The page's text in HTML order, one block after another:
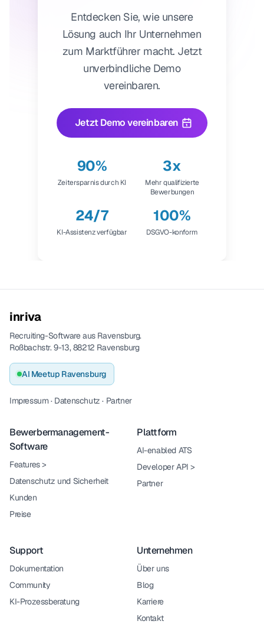
Entdecken Sie, wie unsere
Lösung auch Ihr Unternehmen
zum Marktführer macht. Jetzt
unverbindliche Demo
vereinbaren.
Jetzt Demo vereinbaren
90%
Zeitersparnis durch KI
3x
Mehr qualifizierte
Bewerbungen
24/7
KI-Assistenz verfügbar
100%
DSGVO-konform
inriva
Recruiting-Software aus Ravensburg.
Roßbachstr. 9-13, 88212 Ravensburg
AI Meetup Ravensburg
Impressum· Datenschutz · Partner
Bewerbermanagement-
Software
Features>
Datenschutz und Sicherheit
Kunden
Preise
Plattform
AI-enabled ATS
Developer API >
Partner
Support
Dokumentation
Community
KI-Prozessberatung
Unternehmen
Über uns
Blog
Karriere
Kontakt